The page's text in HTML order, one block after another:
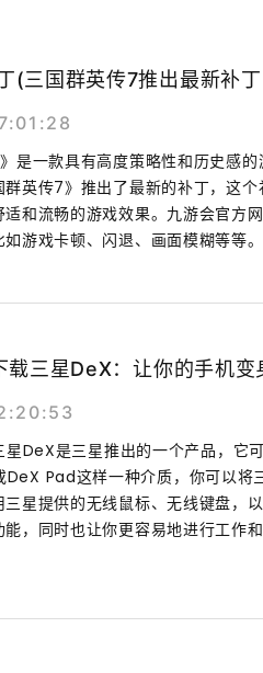
(三国群英传7推出最新补
是一款具有高度策略性和历史感
英传7》推出了最新的补丁，这
和流畅的游戏效果。九游会官方
游戏卡顿、闪退、画面模糊等等
三星DeX：让你的手机变
DeX是三星推出的一个产品，它
Pad这样一种介质，你可以将
星提供的无线鼠标、无线键盘，
，同时也让你更容易地进行工作